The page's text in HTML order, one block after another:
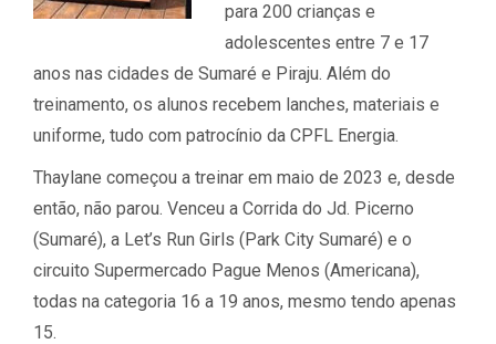
para 200 crianças e
adolescentes entre 7 e 17
anos nas cidades de Sumaré e Piraju. Além do
treinamento, os alunos recebem lanches, materiais e
uniforme, tudo com patrocínio da CPFL Energia.
Thaylane começou a treinar em maio de 2023 e, desde
então, não parou. Venceu a Corrida do Jd. Picerno
(Sumaré), a Let’s Run Girls (Park City Sumaré) e o
circuito Supermercado Pague Menos (Americana),
todas na categoria 16 a 19 anos, mesmo tendo apenas
15.